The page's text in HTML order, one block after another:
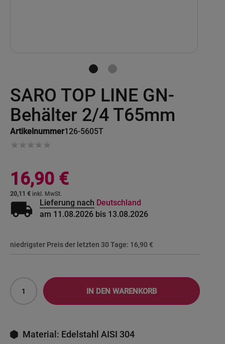
SARO TOP LINE GN-
Behälter 2/4 T65mm
Artikelnummer126-5605T
to
the
beginning
of
images
20,11 €
16,90 €
local_shipping Lieferung nach Deutschland
am 11.08.2026 bis 13.08.2026
niedrigster Preis der letzten 30 Tage: 16,90 €
IN DEN WARENKORB
Material: Edelstahl AISI 304